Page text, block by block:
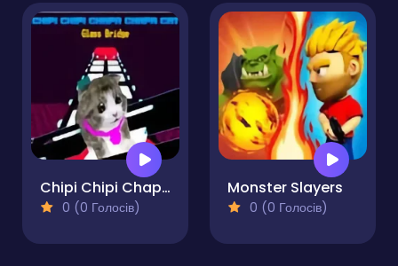
Chipi Chipi Chapa Chapa Cat Glass Bridge
0 (0 Голосів)
Monster Slayers
0 (0 Голосів)